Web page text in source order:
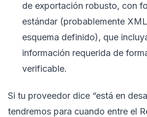
de exportación robusto, con
estándar (probablemente
esquema definido), que
información requerida de
verificable.
Si tu proveedor dice “está en
tendremos para cuando entre el